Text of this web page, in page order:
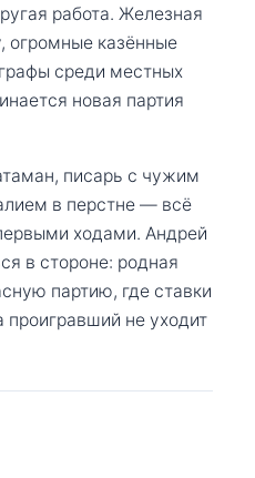
работа. Железная
огромные казённые
среди местных
новая партия
писарь с чужим
в перстне — всё
ходами. Андрей
в стороне: родная
партию, где ставки
не уходит